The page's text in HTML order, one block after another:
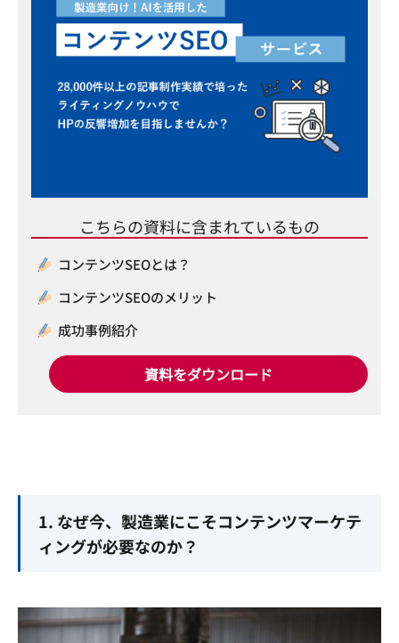
こちらの資料に含まれているもの
コンテンツSEOとは？
コンテンツSEOのメリット
成功事例紹介
資料をダウンロード
1. なぜ今、製造業にこそコンテンツマーケテ
ィングが必要なのか？